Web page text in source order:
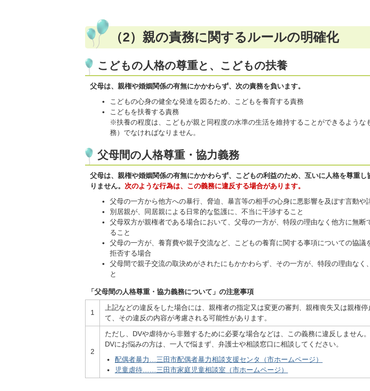
（2）親の責務に関するルールの明確化
こどもの人格の尊重と、こどもの扶養
父母は、親権や婚姻関係の有無にかかわらず、次の責務を負います。
こどもの心身の健全な発達を図るため、こどもを養育する責務
こどもを扶養する責務
※扶養の程度は、こどもが親と同程度の水準の生活を維持することができるような
務）でなければなりません。
父母間の人格尊重・協力義務
父母は、親権や婚姻関係の有無にかかわらず、こどもの利益のため、互いに人格を尊重し
りません。 次のような行為は、この義務に違反する場合があります。
父母の一方から他方への暴行、脅迫、暴言等の相手の心身に悪影響を及ぼす言動や
別居親が、同居親による日常的な監護に、不当に干渉すること
父母双方が親権者である場合において、父母の一方が、特段の理由なく他方に無断
ること
父母の一方が、養育費や親子交流など、こどもの養育に関する事項についての協議
拒否する場合
父母間で親子交流の取決めがされたにもかかわらず、その一方が、特段の理由なく
と
「父母間の人格尊重・協力義務について」の注意事項
1
上記などの違反をした場合には、親権者の指定又は変更の審判、親権喪失又は親権
て、その違反の内容が考慮される可能性があります。
2
ただし、DVや虐待から非難するために必要な場合などは、この義務に違反しません。
DVにお悩みの方は、一人で悩まず、弁護士や相談窓口に相談してください。
配偶者暴力…三田市配偶者暴力相談支援センタ（市ホームページ）
児童虐待……三田市家庭児童相談室（市ホームページ）